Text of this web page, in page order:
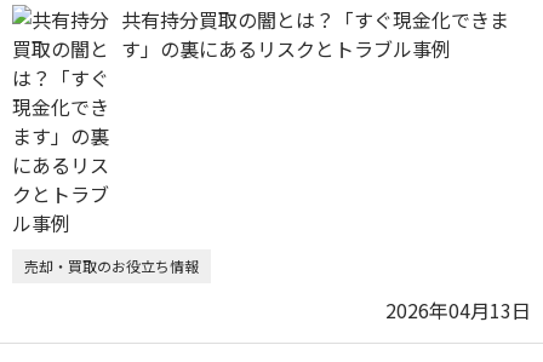
共有持分買取の闇とは？「すぐ現金化できま
す」の裏にあるリスクとトラブル事例
売却・買取のお役立ち情報
2026年04月13日